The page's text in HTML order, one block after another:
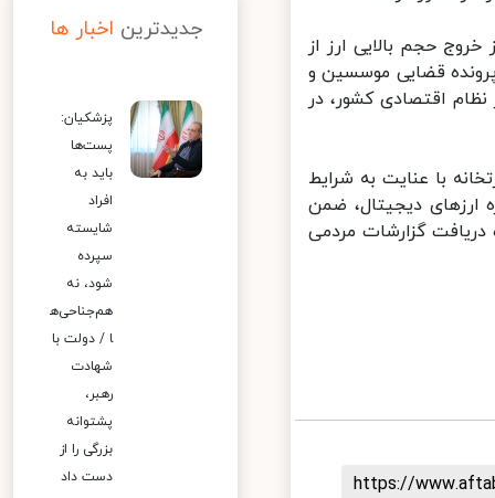
حجم بالایی ارز از
قضایی موسسین و
اقتصادی کشور، در
با عنایت به شرایط
دیجیتال، ضمن
گزارشات مردمی
https://
جدیدترین اخبار ها
پزشکیان:
پست‌ها
باید به
افراد
شایسته
سپرده
شود، نه
هم‌جناحی‌ه
ا / دولت با
شهادت
رهبر،
پشتوانه
بزرگی را از
دست داد